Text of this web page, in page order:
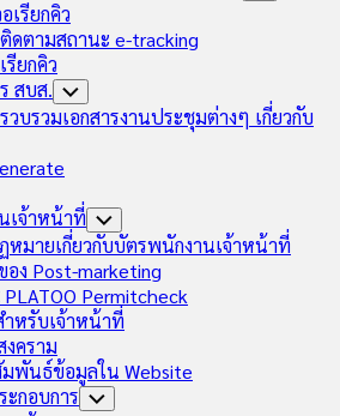
เรียกคิว
ดตามสถานะ e-tracking
รียกคิว
สบส. Toggle
Child
Menu
วบรวมเอกสารงานประชุมต่างๆ เกี่ยวกับ
เจ้าหน้าที่ Toggle
Child
Menu
หมายเกี่ยวกับบัตรพนักงานเจ้าหน้าที่
อง Post-marketing
PLATOO Permitcheck
หรับเจ้าหน้าที่
งคราม
มพันธ์ข้อมูลใน Website
กอบการ Toggle